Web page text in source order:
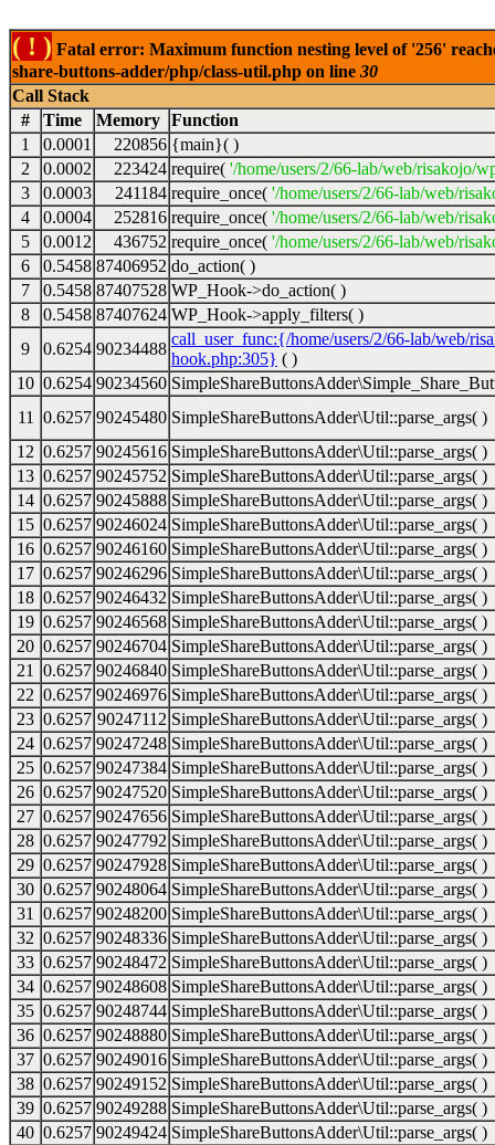
( ! ) Fatal error: Maximum function nesting level of '256'
share-buttons-adder/php/class-util.php on line 30
Call Stack
#
Time Memory Function
1
0.0001 220856 {main}( )
2
0.0002 223424 require( '/home/users/2/66-lab/web/risakojo/
3
0.0003 241184 require_once( '/home/users/2/66-lab/web/
4
0.0004 252816 require_once( '/home/users/2/66-lab/web/
5
0.0012 436752 require_once( '/home/users/2/66-lab/web/
6
0.5458 87406952 do_action( )
7
0.5458 87407528 WP_Hook->do_action( )
8
0.5458 87407624 WP_Hook->apply_filters( )
9
0.6254 90234488
call_user_func:{/home/users/2/66-lab/web/
hook.php:305} ( )
10 0.6254 90234560
11
0.6257 90245480 SimpleShareButtonsAdder\Util::parse_args( )
12 0.6257 90245616 SimpleShareButtonsAdder\Util::parse_args( )
13 0.6257 90245752 SimpleShareButtonsAdder\Util::parse_args( )
14 0.6257 90245888 SimpleShareButtonsAdder\Util::parse_args( )
15 0.6257 90246024 SimpleShareButtonsAdder\Util::parse_args( )
16 0.6257 90246160 SimpleShareButtonsAdder\Util::parse_args( )
17 0.6257 90246296 SimpleShareButtonsAdder\Util::parse_args( )
18 0.6257 90246432 SimpleShareButtonsAdder\Util::parse_args( )
19 0.6257 90246568 SimpleShareButtonsAdder\Util::parse_args( )
20 0.6257 90246704 SimpleShareButtonsAdder\Util::parse_args( )
21
0.6257 90246840 SimpleShareButtonsAdder\Util::parse_args( )
22 0.6257 90246976 SimpleShareButtonsAdder\Util::parse_args( )
23 0.6257 90247112 SimpleShareButtonsAdder\Util::parse_args( )
24 0.6257 90247248 SimpleShareButtonsAdder\Util::parse_args( )
25 0.6257 90247384 SimpleShareButtonsAdder\Util::parse_args( )
26 0.6257 90247520 SimpleShareButtonsAdder\Util::parse_args( )
27 0.6257 90247656 SimpleShareButtonsAdder\Util::parse_args( )
28 0.6257 90247792 SimpleShareButtonsAdder\Util::parse_args( )
29 0.6257 90247928 SimpleShareButtonsAdder\Util::parse_args( )
30 0.6257 90248064 SimpleShareButtonsAdder\Util::parse_args( )
31
0.6257 90248200 SimpleShareButtonsAdder\Util::parse_args( )
32 0.6257 90248336 SimpleShareButtonsAdder\Util::parse_args( )
33 0.6257 90248472 SimpleShareButtonsAdder\Util::parse_args( )
34 0.6257 90248608 SimpleShareButtonsAdder\Util::parse_args( )
35 0.6257 90248744 SimpleShareButtonsAdder\Util::parse_args( )
36 0.6257 90248880 SimpleShareButtonsAdder\Util::parse_args( )
37 0.6257 90249016 SimpleShareButtonsAdder\Util::parse_args( )
38 0.6257 90249152 SimpleShareButtonsAdder\Util::parse_args( )
39 0.6257 90249288 SimpleShareButtonsAdder\Util::parse_args( )
40 0.6257 90249424 SimpleShareButtonsAdder\Util::parse_args( )